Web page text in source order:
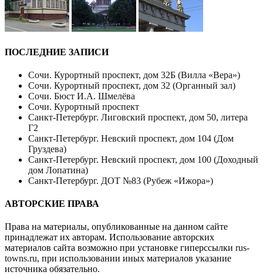
ПОСЛЕДНИЕ ЗАПИСИ
Сочи. Курортный проспект, дом 32Б (Вилла «Вера»)
Сочи. Курортный проспект, дом 32 (Органный зал)
Сочи. Бюст И.А. Шмелёва
Сочи. Курортный проспект
Санкт-Петербург. Лиговский проспект, дом 50, литера
Г2
Санкт-Петербург. Невский проспект, дом 104 (Дом
Груздева)
Санкт-Петербург. Невский проспект, дом 100 (Доходный
дом Лопатина)
Санкт-Петербург. ДОТ №83 (Рубеж «Ижора»)
АВТОРСКИЕ ПРАВА
Права на материалы, опубликованные на данном сайте
принадлежат их авторам. Использование авторских
материалов сайта возможно при установке гиперссылки rus-
towns.ru, при использовании иных материалов указание
источника обязательно.